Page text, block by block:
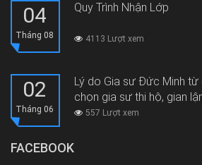
04
Tháng 08
Quy Trình Nhận Lớp
4113 Lượt xem
02
Tháng 06
Lý do Gia sư Đức Minh từ
chọn gia sư thi hộ, gian
557 Lượt xem
FACEBOOK